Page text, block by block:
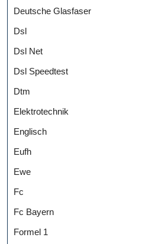
Deutsche Glasfaser
Dsl
Dsl Net
Dsl Speedtest
Dtm
Elektrotechnik
Englisch
Eufh
Ewe
Fc
Fc Bayern
Formel 1